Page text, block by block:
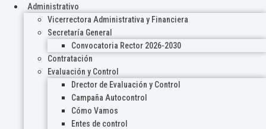
Administrativo
Vicerrectora Administrativa y Financiera
Secretaría General
Convocatoria Rector 2026-2030
Contratación
Evaluación y Control
Drector de Evaluación y Control
Campaña Autocontrol
Cómo Vamos
Entes de control